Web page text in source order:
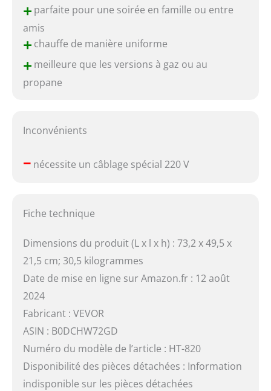
+parfaite pour une soirée en famille ou entre
amis
+chauffe de manière uniforme
+meilleure que les versions à gaz ou au
propane
Inconvénients
–nécessite un câblage spécial 220 V
Fiche technique
Dimensions du produit (L x l x h) : 73,2 x 49,5 x
21,5 cm; 30,5 kilogrammes
Date de mise en ligne sur Amazon.fr : 12 août
2024
Fabricant : VEVOR
ASIN : B0DCHW72GD
Numéro du modèle de l’article : HT-820
Disponibilité des pièces détachées : Information
indisponible sur les pièces détachées